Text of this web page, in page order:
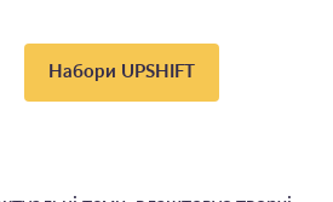
Набори UPSHIFT